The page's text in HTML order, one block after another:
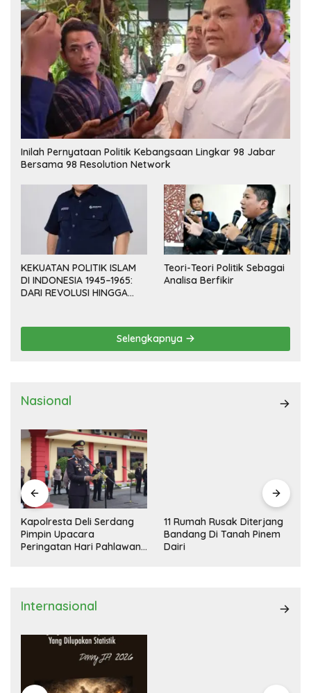
Inilah Pernyataan Politik Kebangsaan Lingkar 98 Jabar
Bersama 98 Resolution Network
KEKUATAN POLITIK ISLAM
DI INDONESIA 1945–1965:
DARI REVOLUSI HINGGA
Teori-Teori Politik Sebagai
Analisa Berfikir
Selengkapnya
Nasional
Kapolresta Deli Serdang
Pimpin Upacara
Peringatan Hari Pahlawan
11 Rumah Rusak Diterjang
Bandang Di Tanah Pinem
Dairi
Internasional